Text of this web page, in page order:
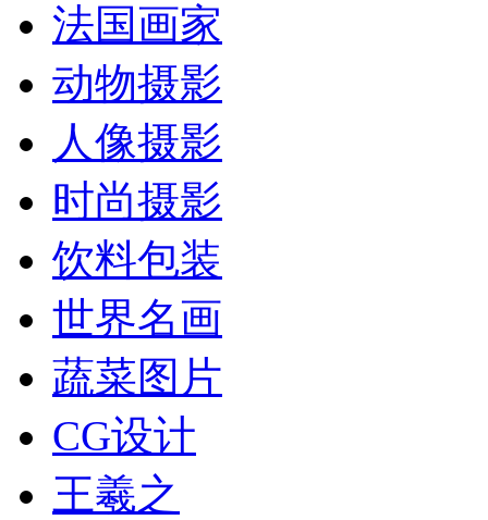
法国画家
动物摄影
人像摄影
时尚摄影
饮料包装
世界名画
蔬菜图片
CG设计
王羲之